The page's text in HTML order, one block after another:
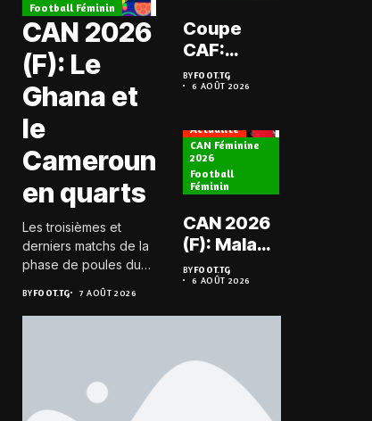
Football Féminin
CAN 2026
(F): Le
Ghana et
le
Cameroun
en quarts
Les troisièmes et
derniers matchs de la
phase de poules du
féminine 2026 se sont
joués le 6 août 2026 à
BYFOOT.TG 7 AOÛT 2026
Coupe
CAF:
L’ASKO du
Togo face
du Niger
BYFOOT.TG
6 AOÛT 2026
Actualité
CAN Féminine
2026
Football
Féminin
CAN 2026
(F): Malawi
historique,
le Nigeria
BYFOOT.TG
6 AOÛT 2026